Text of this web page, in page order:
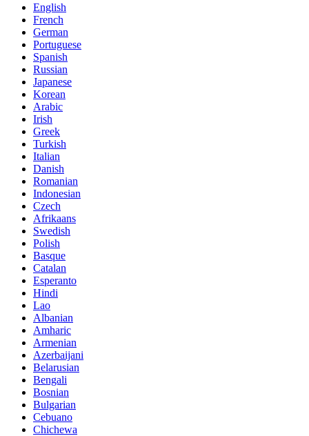
English
French
German
Portuguese
Spanish
Russian
Japanese
Korean
Arabic
Irish
Greek
Turkish
Italian
Danish
Romanian
Indonesian
Czech
Afrikaans
Swedish
Polish
Basque
Catalan
Esperanto
Hindi
Lao
Albanian
Amharic
Armenian
Azerbaijani
Belarusian
Bengali
Bosnian
Bulgarian
Cebuano
Chichewa